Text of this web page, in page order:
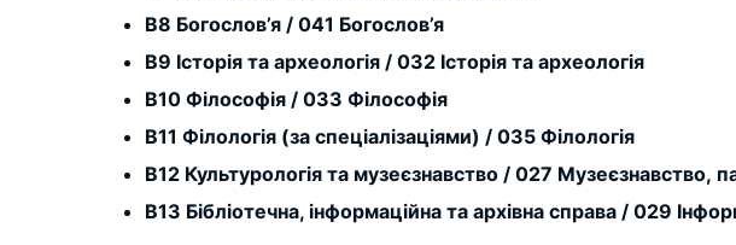
B8 Богослов’я / 041 Богослов’я
B9 Історія та археологія / 032 Історія та археологія
B10 Філософія / 033 Філософія
B11 Філологія (за спеціалізаціями) / 035 Філологія
B12 Культурологія та музеєзнавство / 027 Музеєзнавство,
B13 Бібліотечна, інформаційна та архівна справа / 029